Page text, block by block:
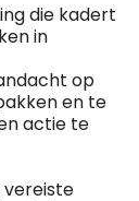
die kadert
in
op
en te
actie te
vereiste